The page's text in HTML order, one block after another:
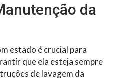
da
estado é crucial para
que ela esteja sempre
de lavagem da